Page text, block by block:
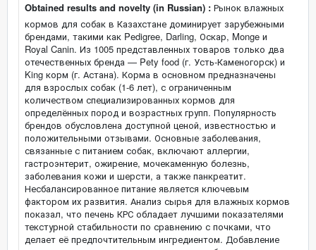
Obtained results and novelty (in Russian) : Рынок влажных
кормов для собак в Казахстане доминирует зарубежными
брендами, такими как Pedigree, Darling, Оскар, Monge и
Royal Canin. Из 1005 представленных товаров только два
отечественных бренда — Pety food (г. Усть-Каменогорск) и
King корм (г. Астана). Корма в основном предназначены
для взрослых собак (1-6 лет), с ограниченным
количеством специализированных кормов для
определённых пород и возрастных групп. Популярность
брендов обусловлена доступной ценой, известностью и
положительными отзывами. Основные заболевания,
связанные с питанием собак, включают аллергии,
гастроэнтерит, ожирение, мочекаменную болезнь,
заболевания кожи и шерсти, а также панкреатит.
Несбалансированное питание является ключевым
фактором их развития. Анализ сырья для влажных кормов
показал, что печень КРС обладает лучшими показателями
текстурной стабильности по сравнению с почками, что
делает её предпочтительным ингредиентом. Добавление